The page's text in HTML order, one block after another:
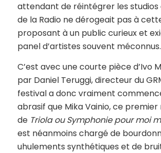
attendant de réintégrer les studios
de la Radio ne dérogeait pas à
proposant à un public curieux et
panel d’artistes souvent méconnus.
C’est avec une courte pièce d’Ivo
par Daniel Teruggi, directeur du
festival a donc vraiment
abrasif que Mika Vainio, ce
de Triola ou Symphonie pour moi
est néanmoins chargé de
uhulements synthétiques et de